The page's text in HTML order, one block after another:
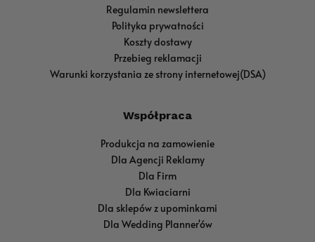
Regulamin newslettera
Polityka prywatności
Koszty dostawy
Przebieg reklamacji
Warunki korzystania ze strony internetowej(DSA)
Współpraca
Produkcja na zamowienie
Dla Agencji Reklamy
Dla Firm
Dla Kwiaciarni
Dla sklepów z upominkami
Dla Wedding Planner'ów